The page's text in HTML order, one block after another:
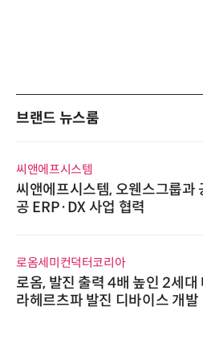
브랜드 뉴스룸
씨앤에프시스템
씨앤에프시스템, 오웬스그룹과
공 ERP·DX 사업 협력
로옴세미컨덕터코리아
로옴, 발진 출력 4배 높인 2세대
라헤르츠파 발진 디바이스 개발